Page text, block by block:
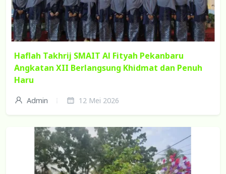
Haflah Takhrij SMAIT Al Fityah Pekanbaru
Angkatan XII Berlangsung Khidmat dan Penuh
Haru
Admin 12 Mei 2026